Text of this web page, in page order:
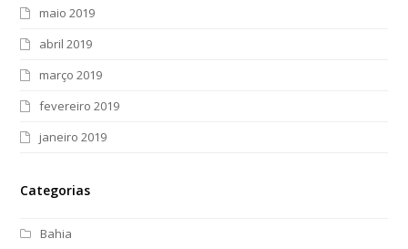
maio 2019
abril 2019
março 2019
fevereiro 2019
janeiro 2019
Categorias
Bahia